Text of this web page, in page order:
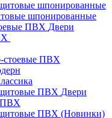
шпонированные
Двери
стоевые ПВХ
Двери
ПВХ